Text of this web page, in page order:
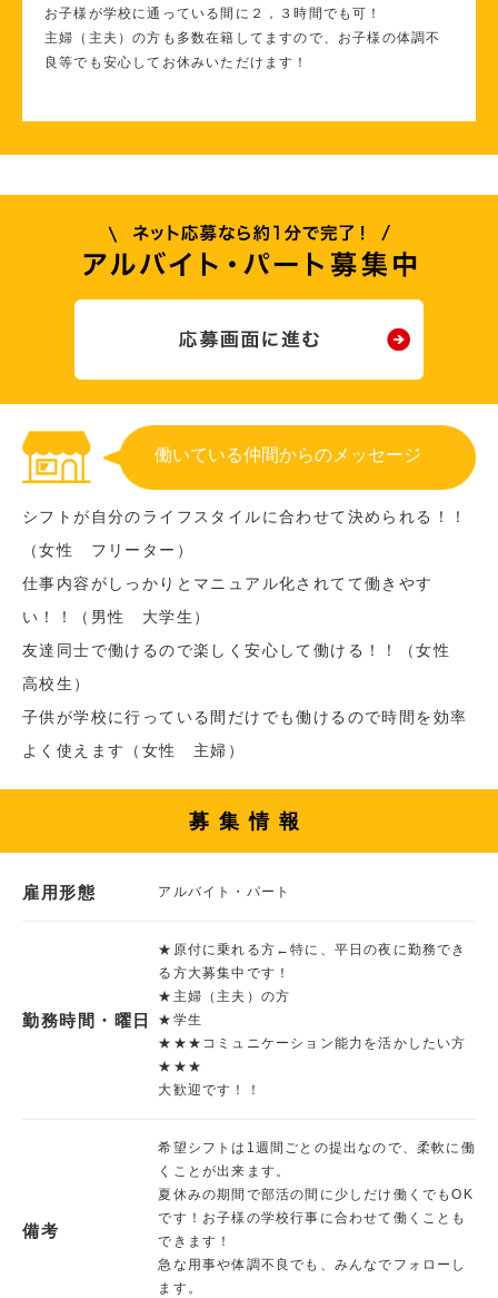
お子様が学校に通っている間に２，３時間でも可！
主婦（主夫）の方も多数在籍してますので、お子様の体調不
良等でも安心してお休みいただけます！
働いている仲間からのメッセージ
シフトが自分のライフスタイルに合わせて決められる！！
（女性 フリーター）
仕事内容がしっかりとマニュアル化されてて働きやす
い！！（男性 大学生）
友達同士で働けるので楽しく安心して働ける！！（女性
高校生）
子供が学校に行っている間だけでも働けるので時間を効率
よく使えます（女性 主婦）
募集情報
雇用形態 アルバイト・パート
勤務時間・曜日
★原付に乗れる方←特に、平日の夜に勤務でき
る方大募集中です！
★主婦（主夫）の方
★学生
★★★コミュニケーション能力を活かしたい方
★★★
大歓迎です！！
備考
希望シフトは1週間ごとの提出なので、柔軟に働
くことが出来ます。
夏休みの期間で部活の間に少しだけ働くでもOK
です！お子様の学校行事に合わせて働くことも
できます！
急な用事や体調不良でも、みんなでフォローし
ます。